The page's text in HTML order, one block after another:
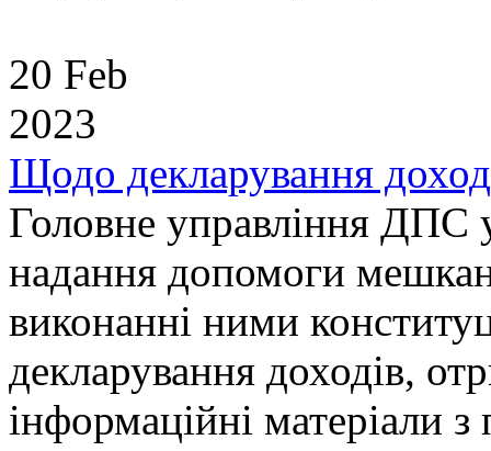
20 Feb
2023
Щодо декларування
Головне управління ДПС
надання допомоги
виконанні ними
декларування доходів,
інформаційні матеріали